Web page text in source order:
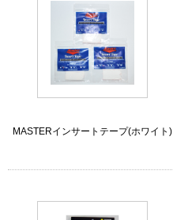
MASTERインサートテープ(ホワイト)